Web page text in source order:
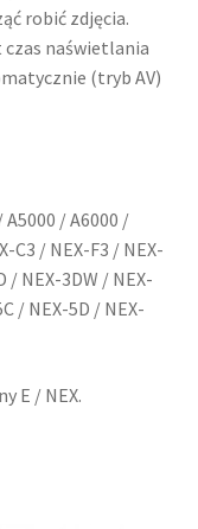
robić zdjęcia.
naświetlania
(tryb AV)
A5000 / A6000 /
C3 / NEX-F3 / NEX-
/ NEX-3DW / NEX-
/ NEX-5D / NEX-
E / NEX.